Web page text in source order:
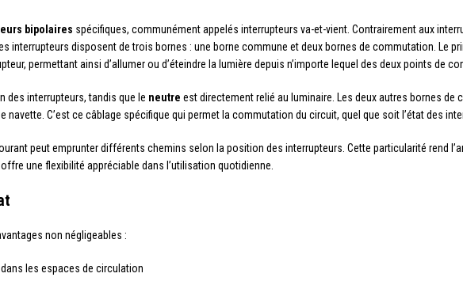
bipolaires spécifiques, communément appelés interrupteurs va-et-vient. Contrairement aux
interrupteurs disposent de trois bornes : une borne commune et deux bornes de commutation. Le
permettant ainsi d’allumer ou d’éteindre la lumière depuis n’importe lequel des deux points de
des interrupteurs, tandis que le neutre est directement relié au luminaire. Les deux autres bornes de
C’est ce câblage spécifique qui permet la commutation du circuit, quel que soit l’état des
peut emprunter différents chemins selon la position des interrupteurs. Cette particularité rend
une flexibilité appréciable dans l’utilisation quotidienne.
non négligeables :
les espaces de circulation